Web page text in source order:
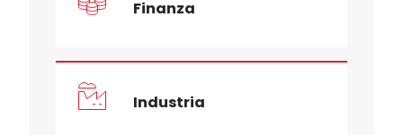
Finanza
Industria